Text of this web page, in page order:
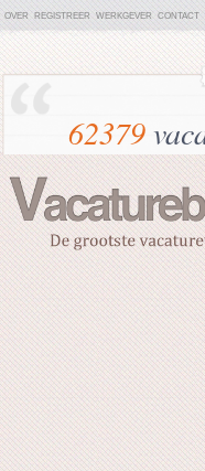
OVER REGISTREER WERKGEVER CONTACT
62379